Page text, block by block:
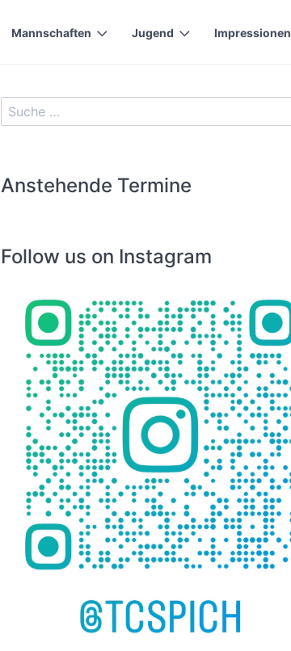
Mannschaften Jugend Impressionen
Anstehende Termine
Follow us on Instagram